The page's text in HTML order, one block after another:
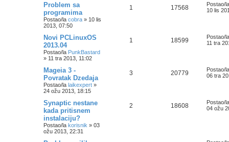
Problem sa
programima
Postao/la cobra » 10 lis
2013, 07:50
1 17568
Postao/
10 lis
Novi PCLinuxOS
2013.04
Postao/la PunkBastard
» 11 tra 2013, 11:02
1 18599
Postao/
11 tra
Mageia 3 -
Povratak Dzedaja
Postao/la laikexpert »
24 ožu 2013, 18:15
3 20779
Postao/
06 tra
Synaptic nestane
kada pritisnem
instalaciju?
Postao/la korisnik » 03
ožu 2013, 22:31
2 18608
Postao/
04 ožu